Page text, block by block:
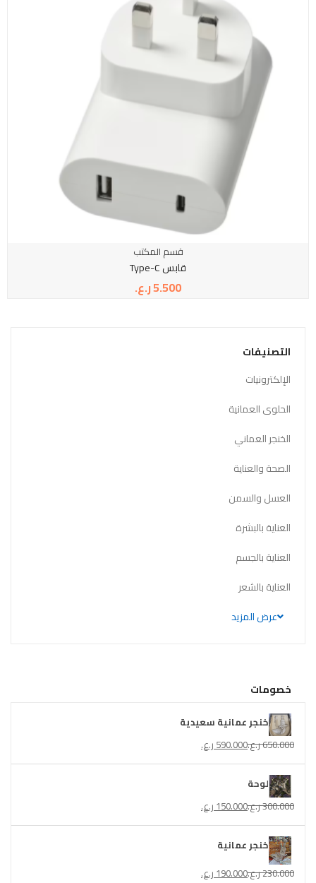
التصنيفات
الإلكترونيات
الحلوى العمانية
الخنجر العماني
الصحة والعناية
العسل والسمن
العناية بالبشرة
العناية بالجسم
العناية بالشعر
عرض المزيد
خصومات
خنجر عمانية سعيدية
650.000ر.ع.590.000 ر.ع.
لوحة
300.000ر.ع.150.000 ر.ع.
خنجر عمانية
230.000ر.ع.190.000ر.ع.
قسم المكتب
قابس Type-C
5.500ر.ع.